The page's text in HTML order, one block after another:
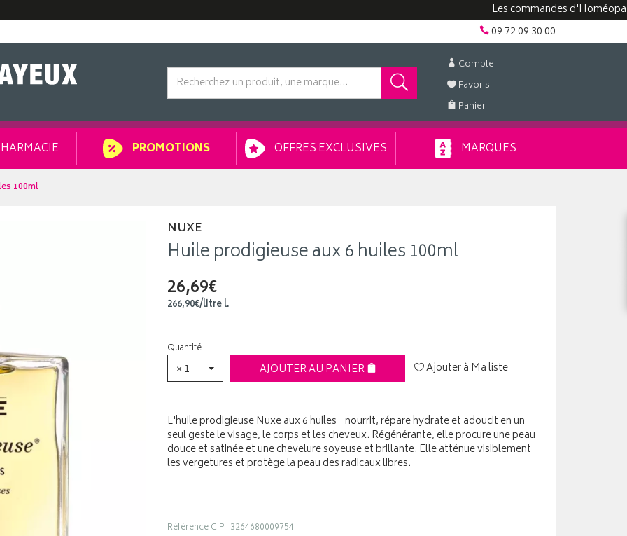
Les commandes d'Homéopathie
09 72 09 30 00
Compte
Favoris
Panier
PROMOTIONS OFFRES EXCLUSIVES MARQUES
100ml
NUXE
Huile prodigieuse aux 6 huiles 100ml
26,69€
266,90€/litrel.
Quantité
× 1 AJOUTER AU PANIER Ajouter à Ma liste
L'huile prodigieuse Nuxe aux 6 huiles nourrit, répare hydrate et adoucit en un
seul geste le visage, le corps et les cheveux. Régénérante, elle procure une peau
douce et satinée et une chevelure soyeuse et brillante. Elle atténue visiblement
les vergetures et protège la peau des radicaux libres.
Référence CIP : 3264680009754